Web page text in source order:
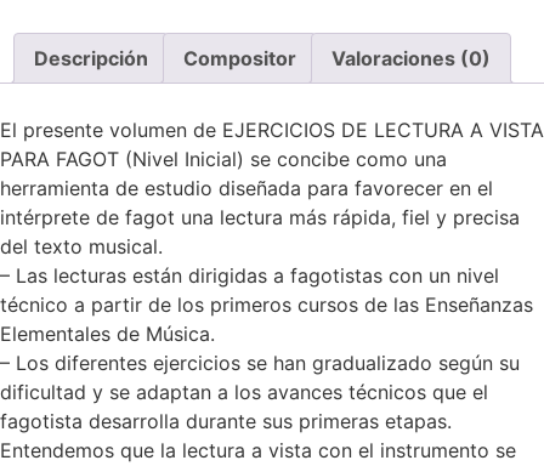
Descripción Compositor Valoraciones (0)
El presente volumen de EJERCICIOS DE LECTURA A VISTA
PARA FAGOT (Nivel Inicial) se concibe como una
herramienta de estudio diseñada para favorecer en el
intérprete de fagot una lectura más rápida, fiel y precisa
del texto musical.
– Las lecturas están dirigidas a fagotistas con un nivel
técnico a partir de los primeros cursos de las Enseñanzas
Elementales de Música.
– Los diferentes ejercicios se han gradualizado según su
dificultad y se adaptan a los avances técnicos que el
fagotista desarrolla durante sus primeras etapas.
Entendemos que la lectura a vista con el instrumento se